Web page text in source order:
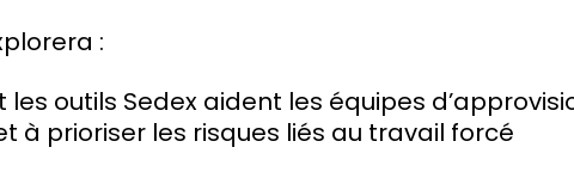
:
outils Sedex aident les équipes
à prioriser les risques liés au travail forcé